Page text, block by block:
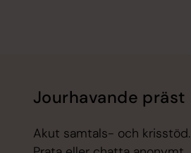
Jourhavande präst
Akut samtals- och krisstöd.